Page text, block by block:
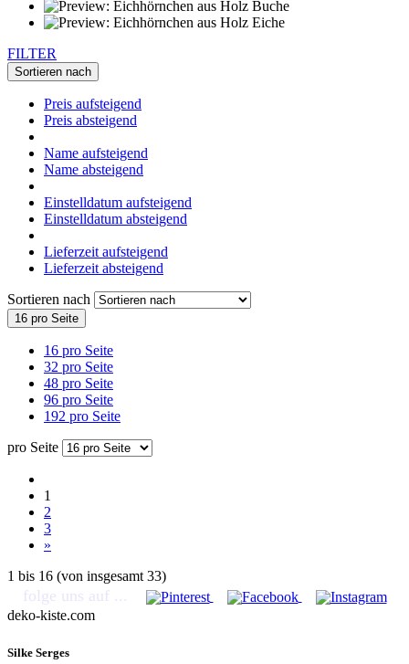
FILTER
Sortieren nach
Preis aufsteigend
Preis absteigend
Name aufsteigend
Name absteigend
Einstelldatum aufsteigend
Einstelldatum absteigend
Lieferzeit aufsteigend
Lieferzeit absteigend
Sortieren nach
16 pro Seite
16 pro Seite
32 pro Seite
48 pro Seite
96 pro Seite
192 pro Seite
pro Seite
1
2
3
»
1 bis 16 (von insgesamt 33)
folge uns auf ...
deko-kiste.com
Silke Serges